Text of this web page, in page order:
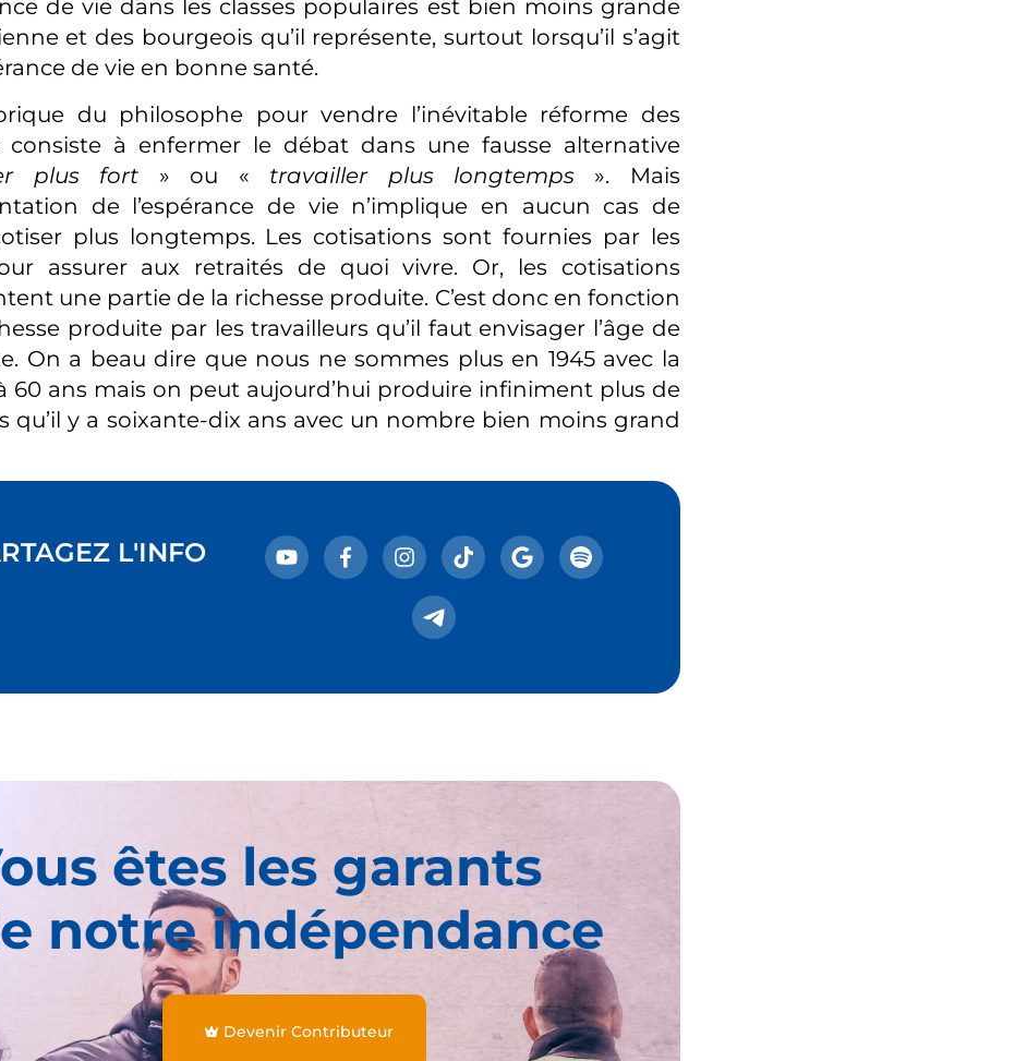
de vie dans les classes populaires est bien moins grande
et des bourgeois qu’il représente, surtout lorsqu’il s’agit
de vie en bonne santé.
du philosophe pour vendre l’inévitable réforme des
consiste à enfermer le débat dans une fausse alternative
plus fort » ou « travailler plus longtemps ». Mais
de l’espérance de vie n’implique en aucun cas de
plus longtemps. Les cotisations sont fournies par les
assurer aux retraités de quoi vivre. Or, les cotisations
une partie de la richesse produite. C’est donc en fonction
produite par les travailleurs qu’il faut envisager l’âge de
On a beau dire que nous ne sommes plus en 1945 avec la
60 ans mais on peut aujourd’hui produire infiniment plus de
qu’il y a soixante-dix ans avec un nombre bien moins grand
L'INFO
êtes les garants
notre indépendance
Devenir Contributeur